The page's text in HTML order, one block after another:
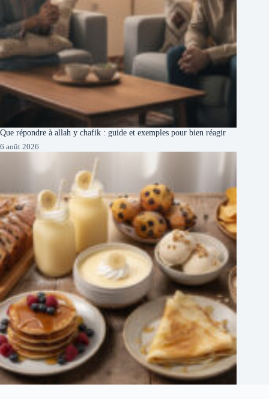
Que répondre à allah y chafik : guide et exemples pour bien réagir
6 août 2026